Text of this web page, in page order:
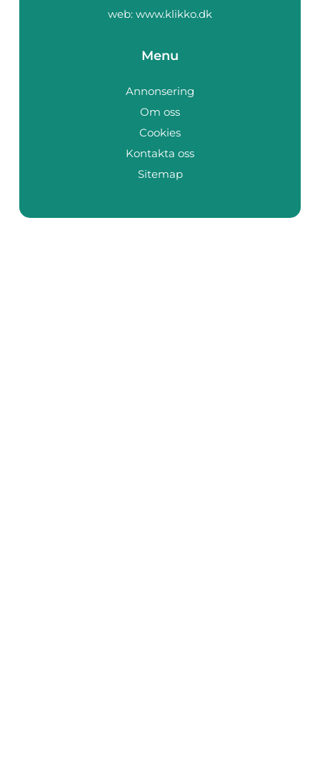
web: www.klikko.dk
Menu
Annonsering
Om oss
Cookies
Kontakta oss
Sitemap